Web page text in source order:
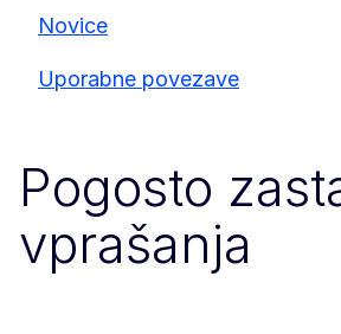
Novice
Uporabne povezave
Pogosto
vprašanja